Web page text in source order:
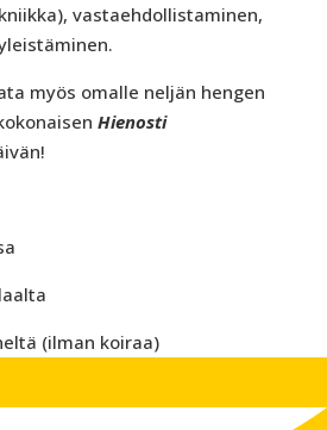
vastaehdollistaminen,
myös omalle neljän hengen
Hienosti
(ilman koiraa)